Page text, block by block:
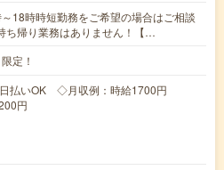
18時時短勤務をご希望の場合はご相談
ち帰り業務はありません！【…
定！
払いOK ◇月収例：時給1700円
円